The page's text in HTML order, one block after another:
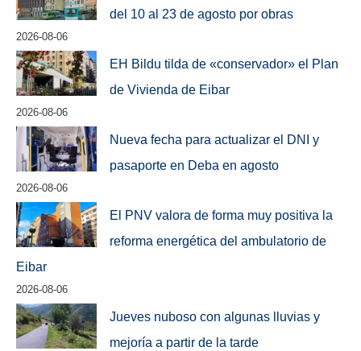
del 10 al 23 de agosto por obras
2026-08-06
EH Bildu tilda de «conservador» el Plan
de Vivienda de Eibar
2026-08-06
Nueva fecha para actualizar el DNI y
pasaporte en Deba en agosto
2026-08-06
El PNV valora de forma muy positiva la
reforma energética del ambulatorio de
Eibar
2026-08-06
Jueves nuboso con algunas lluvias y
mejoría a partir de la tarde